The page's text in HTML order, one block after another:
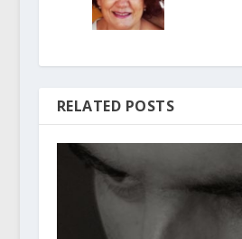
RELATED POSTS